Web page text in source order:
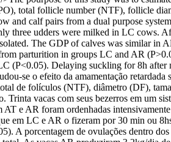
total follicle number (NTF), follicle
calf pairs from a dual purpose
udders were milked in LC cows.
The GDP of calves was similar in
parturition in groups LC and AR
(P<0.05). Delaying suckling for 8h
se o efeito da amamentação
de folículos (NTF), diâmetro (DF),
vacas com seus bezerros em um
e AR foram ordenhadas
em LC e AR o fizeram por 30 min ou
A porcentagem de ovulações dentro